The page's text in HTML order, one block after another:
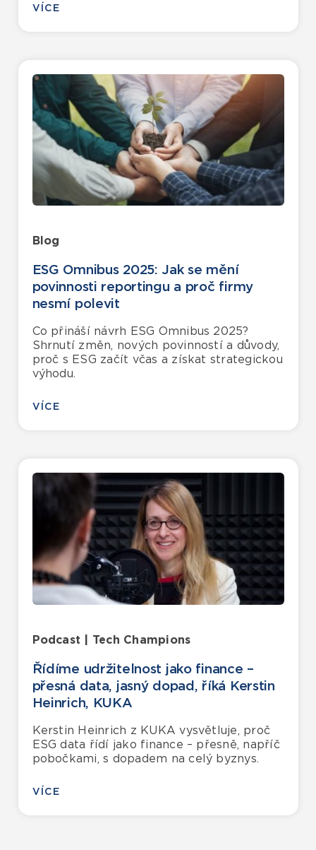
VÍCE
Blog
ESG Omnibus 2025: Jak se mění
povinnosti reportingu a proč firmy
nesmí polevit
Co přináší návrh ESG Omnibus 2025?
Shrnutí změn, nových povinností a důvody,
proč s ESG začít včas a získat strategickou
výhodu.
VÍCE
Podcast | Tech Champions
Řídíme udržitelnost jako finance –
přesná data, jasný dopad, říká Kerstin
Heinrich, KUKA
Kerstin Heinrich z KUKA vysvětluje, proč
ESG data řídí jako finance – přesně, napříč
pobočkami, s dopadem na celý byznys.
VÍCE